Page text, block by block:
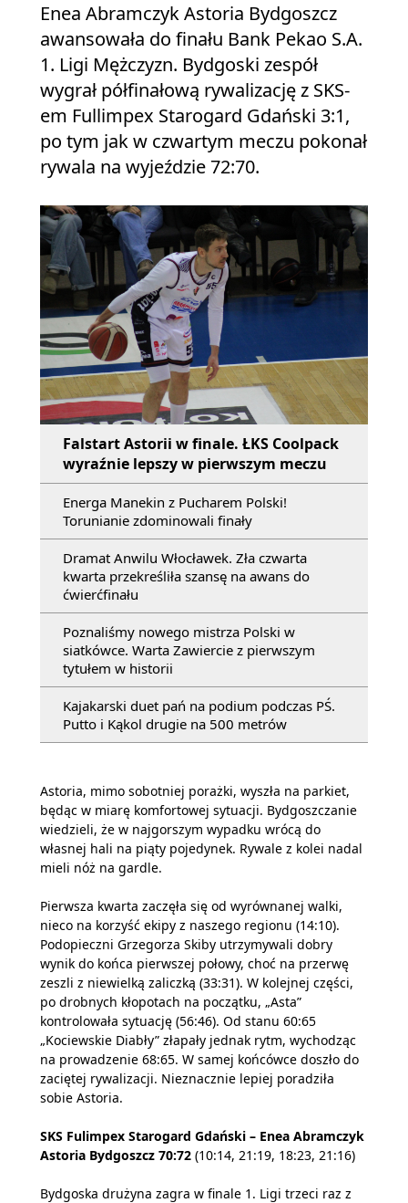
Enea Abramczyk Astoria Bydgoszcz
awansowała do finału Bank Pekao S.A.
1. Ligi Mężczyzn. Bydgoski zespół
wygrał półfinałową rywalizację z SKS-
em Fullimpex Starogard Gdański 3:1,
po tym jak w czwartym meczu pokonał
rywala na wyjeździe 72:70.
Falstart Astorii w finale. ŁKS Coolpack
wyraźnie lepszy w pierwszym meczu
Energa Manekin z Pucharem Polski!
Torunianie zdominowali finały
Dramat Anwilu Włocławek. Zła czwarta
kwarta przekreśliła szansę na awans do
ćwierćfinału
Poznaliśmy nowego mistrza Polski w
siatkówce. Warta Zawiercie z pierwszym
tytułem w historii
Kajakarski duet pań na podium podczas PŚ.
Putto i Kąkol drugie na 500 metrów
Astoria, mimo sobotniej porażki, wyszła na parkiet,
będąc w miarę komfortowej sytuacji. Bydgoszczanie
wiedzieli, że w najgorszym wypadku wrócą do
własnej hali na piąty pojedynek. Rywale z kolei nadal
mieli nóż na gardle.
Pierwsza kwarta zaczęła się od wyrównanej walki,
nieco na korzyść ekipy z naszego regionu (14:10).
Podopieczni Grzegorza Skiby utrzymywali dobry
wynik do końca pierwszej połowy, choć na przerwę
zeszli z niewielką zaliczką (33:31). W kolejnej części,
po drobnych kłopotach na początku, „Asta”
kontrolowała sytuację (56:46). Od stanu 60:65
„Kociewskie Diabły” złapały jednak rytm, wychodząc
na prowadzenie 68:65. W samej końcówce doszło do
zaciętej rywalizacji. Nieznacznie lepiej poradziła
sobie Astoria.
SKS Fulimpex Starogard Gdański – Enea Abramczyk
Astoria Bydgoszcz 70:72 (10:14, 21:19, 18:23, 21:16)
Bydgoska drużyna zagra w finale 1. Ligi trzeci raz z